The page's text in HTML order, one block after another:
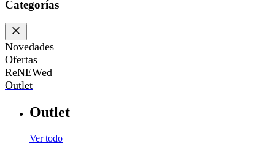
Categorías
Novedades
Ofertas
ReNEWed
Outlet
Outlet
Ver todo